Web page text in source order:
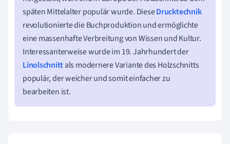
späten Mittelalter populär wurde. DieseDrucktechnik
revolutionierte die Buchproduktion und ermöglichte
eine massenhafte Verbreitung von Wissen und Kultur.
Interessanterweise wurde im 19. Jahrhundert der
Linolschnittals modernere Variante des Holzschnitts
populär, der weicher und somit einfacher zu
bearbeiten ist.